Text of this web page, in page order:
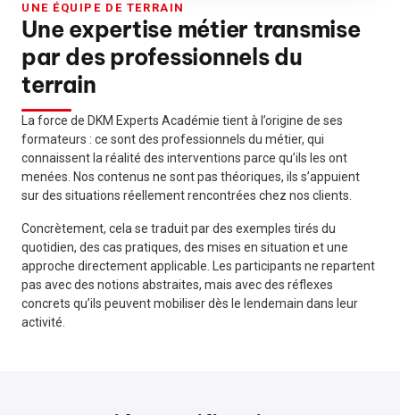
UNE ÉQUIPE DE TERRAIN
Une expertise métier transmise
par des professionnels du
terrain
La force de DKM Experts Académie tient à l’origine de ses
formateurs : ce sont des professionnels du métier, qui
connaissent la réalité des interventions parce qu’ils les ont
menées. Nos contenus ne sont pas théoriques, ils s’appuient
sur des situations réellement rencontrées chez nos clients.
Concrètement, cela se traduit par des exemples tirés du
quotidien, des cas pratiques, des mises en situation et une
approche directement applicable. Les participants ne repartent
pas avec des notions abstraites, mais avec des réflexes
concrets qu’ils peuvent mobiliser dès le lendemain dans leur
activité.